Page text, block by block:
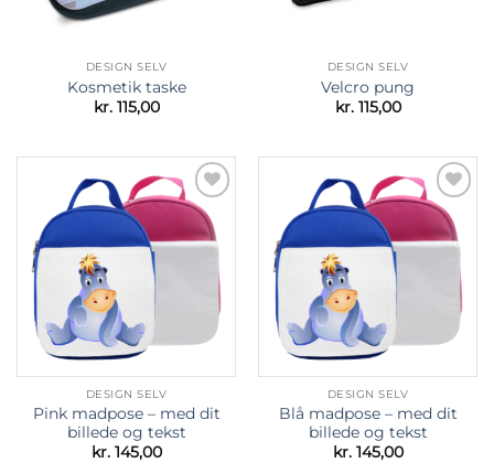
DESIGN SELV
Kosmetik taske
kr.115,00
DESIGN SELV
Velcro pung
kr.115,00
Tilføj til
ønskeliste
DESIGN SELV
Pink madpose – med dit
billede og tekst
kr.145,00
Tilføj til
ønskeliste
DESIGN SELV
Blå madpose – med dit
billede og tekst
kr.145,00